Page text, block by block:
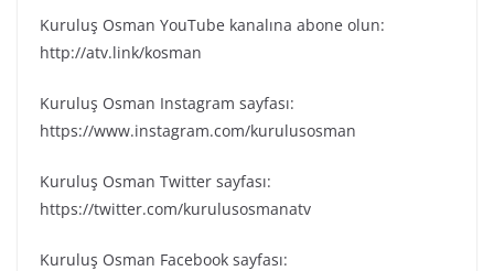
Kuruluş Osman YouTube kanalına abone olun:
http://atv.link/kosman
Kuruluş Osman Instagram sayfası:
https://www.instagram.com/kurulusosman
Kuruluş Osman Twitter sayfası:
https://twitter.com/kurulusosmanatv
Kuruluş Osman Facebook sayfası: